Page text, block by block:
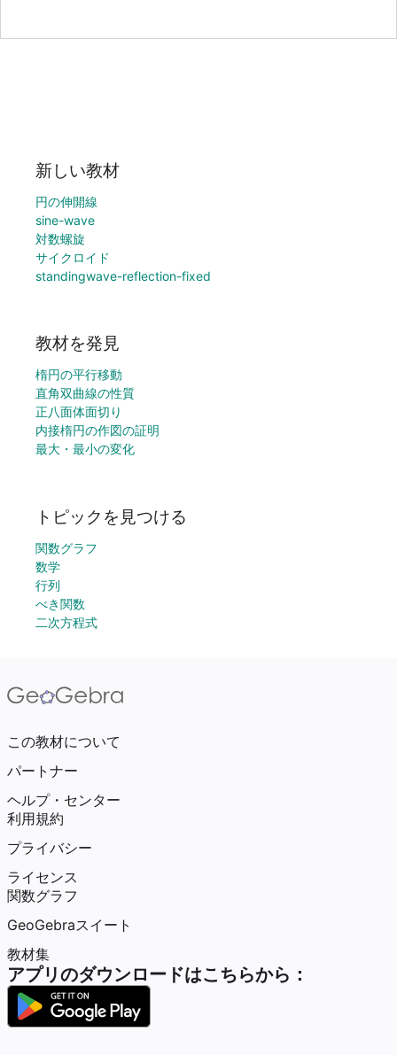
新しい教材
円の伸開線
sine-wave
対数螺旋
サイクロイド
standingwave-reflection-fixed
教材を発見
楕円の平行移動
直角双曲線の性質
正八面体面切り
内接楕円の作図の証明
最大・最小の変化
トピックを見つける
関数グラフ
数学
行列
べき関数
二次方程式
この教材について
パートナー
ヘルプ・センター
利用規約
プライバシー
ライセンス
関数グラフ
GeoGebraスイート
教材集
アプリのダウンロードはこちらから：